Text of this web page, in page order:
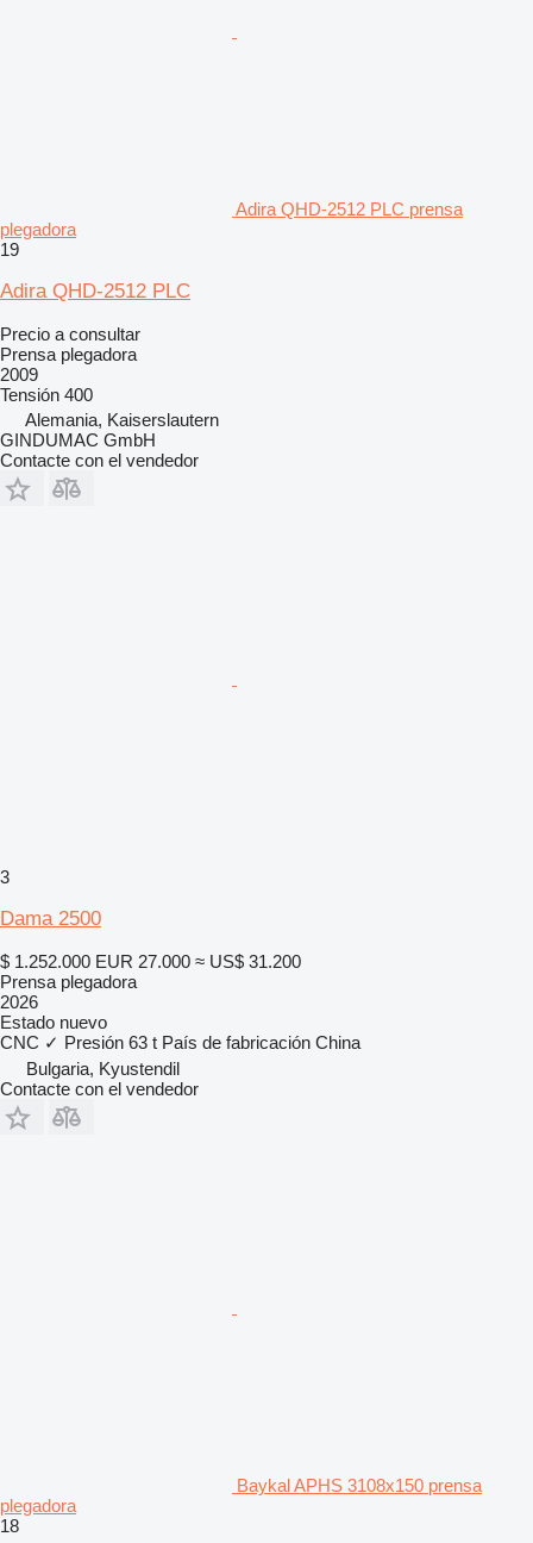
Adira QHD-2512 PLC prensa
plegadora
19
Adira QHD-2512 PLC
Precio a consultar
Prensa plegadora
2009
Tensión 400
Alemania, Kaiserslautern
GINDUMAC GmbH
Contacte con el vendedor
3
Dama 2500
$ 1.252.000 EUR 27.000 ≈ US$ 31.200
Prensa plegadora
2026
Estado nuevo
CNC ✓ Presión 63 t País de fabricación China
Bulgaria, Kyustendil
Contacte con el vendedor
Baykal APHS 3108x150 prensa
plegadora
18